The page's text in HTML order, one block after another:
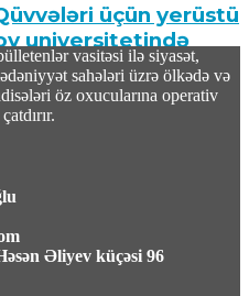
üçün yerüstü
universitetində
“ABŞ dəniz
vasitəsi ilə siyasət,
sahələri üzrə ölkədə və
öz oxucularına operativ
Əliyev küçəsi 96